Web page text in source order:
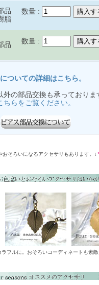
品
脂
数量 :
品 数量 :
ついての詳細はこちら。
外の部品交換も承っておりま
ちらをご覧ください。
おそろいになるアクセサリもあります。↓
ラフルに。おそろいコーディネートも素敵